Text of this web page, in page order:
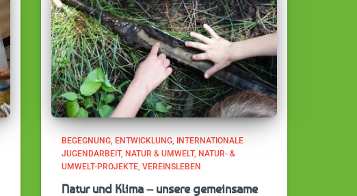
BEGEGNUNG ENTWICKLUNG
INTERNATIONALE
JUGENDARBEIT NATUR & UMWELT NATUR- &
UMWELT-PROJEKTE VEREINSLEBEN
Natur und Klima – unsere gemeinsame